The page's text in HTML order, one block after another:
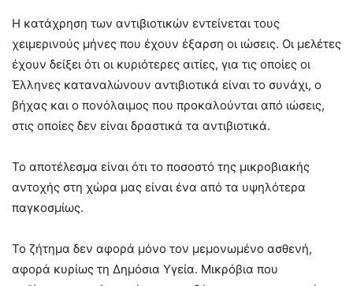
Η κατάχρηση των αντιβιοτικών εντείνεται τους
χειμερινούς μήνες που έχουν έξαρση οι ιώσεις. Οι μελέτες
έχουν δείξει ότι οι κυριότερες αιτίες, για τις οποίες οι
Έλληνες καταναλώνουν αντιβιοτικά είναι το συνάχι, ο
βήχας και ο πονόλαιμος που προκαλούνται από ιώσεις,
στις οποίες δεν είναι δραστικά τα αντιβιοτικά.
Το αποτέλεσμα είναι ότι το ποσοστό της μικροβιακής
αντοχής στη χώρα μας είναι ένα από τα υψηλότερα
παγκοσμίως.
Το ζήτημα δεν αφορά μόνο τον μεμονωμένο ασθενή,
αφορά κυρίως τη Δημόσια Υγεία. Μικρόβια που